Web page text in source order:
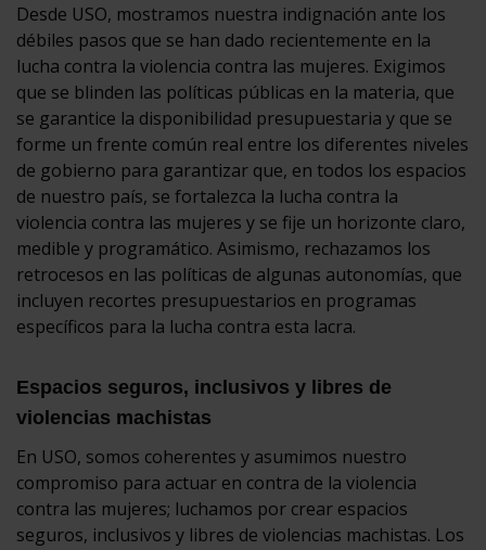
Desde USO, mostramos nuestra indignación ante los
débiles pasos que se han dado recientemente en la
lucha contra la violencia contra las mujeres. Exigimos
que se blinden las políticas públicas en la materia, que
se garantice la disponibilidad presupuestaria y que se
forme un frente común real entre los diferentes niveles
de gobierno para garantizar que, en todos los espacios
de nuestro país, se fortalezca la lucha contra la
violencia contra las mujeres y se fije un horizonte claro,
medible y programático. Asimismo, rechazamos los
retrocesos en las políticas de algunas autonomías, que
incluyen recortes presupuestarios en programas
específicos para la lucha contra esta lacra.
Espacios seguros, inclusivos y libres de
violencias machistas
En USO, somos coherentes y asumimos nuestro
compromiso para actuar en contra de la violencia
contra las mujeres; luchamos por crear espacios
seguros, inclusivos y libres de violencias machistas. Los